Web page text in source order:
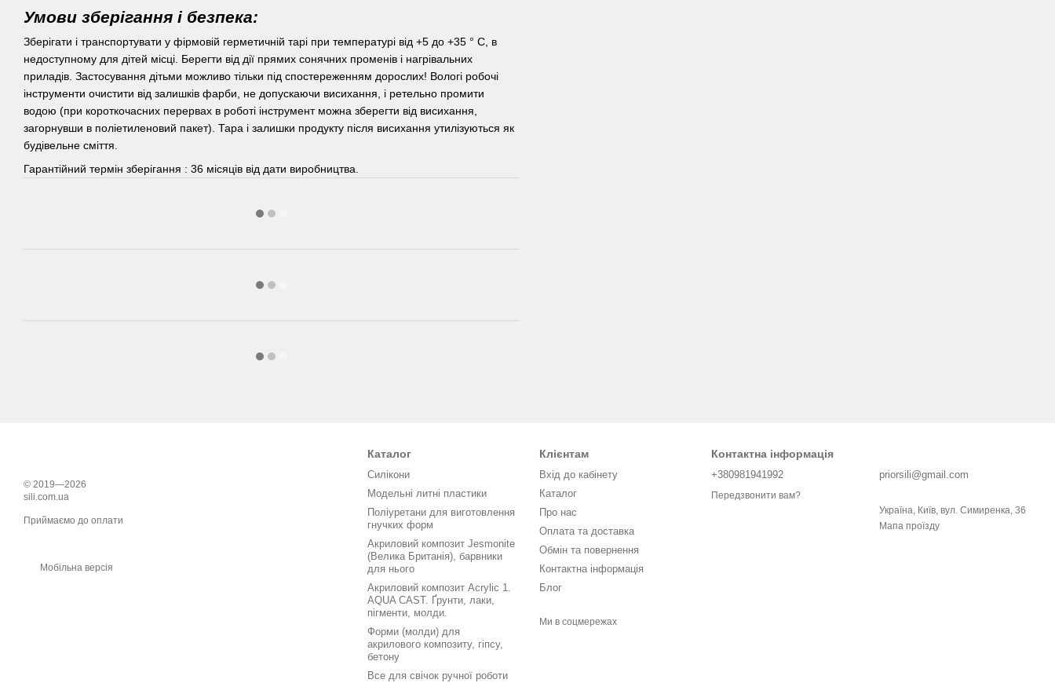
Умови зберігання і безпека:
Зберігати і транспортувати у фірмовій герметичній тарі при температурі від +5 до +35 ° С, в
недоступному для дітей місці. Берегти від дії прямих сонячних променів і нагрівальних
приладів. Застосування дітьми можливо тільки під спостереженням дорослих! Вологі робочі
інструменти очистити від залишків фарби, не допускаючи висихання, і ретельно промити
водою (при короткочасних перервах в роботі інструмент можна зберегти від висихання,
загорнувши в поліетиленовий пакет). Тара і залишки продукту після висихання утилізуються як
будівельне сміття.
Гарантійний термін зберігання : 36 місяців від дати виробництва.
© 2019—2026
sili.com.ua
Приймаємо до оплати
Мобільна версія
Каталог
Силікони
Модельні литні пластики
Поліуретани для виготовлення
гнучких форм
Акриловий композит Jesmonite
(Велика Британія), барвники
для нього
Акриловий композит Acrylic 1.
AQUA CAST. Ґрунти, лаки,
пігменти, молди.
Форми (молди) для
акрилового композиту, гіпсу,
бетону
Все для свічок ручної роботи
Клієнтам
Вхід до кабінету
Каталог
Про нас
Оплата та доставка
Обмін та повернення
Контактна інформація
Блог
Ми в соцмережах
Контактна інформація
+380981941992
Передзвонити вам?
priorsili@gmail.com
Україна, Київ, вул. Симиренка, 36
Мапа проїзду